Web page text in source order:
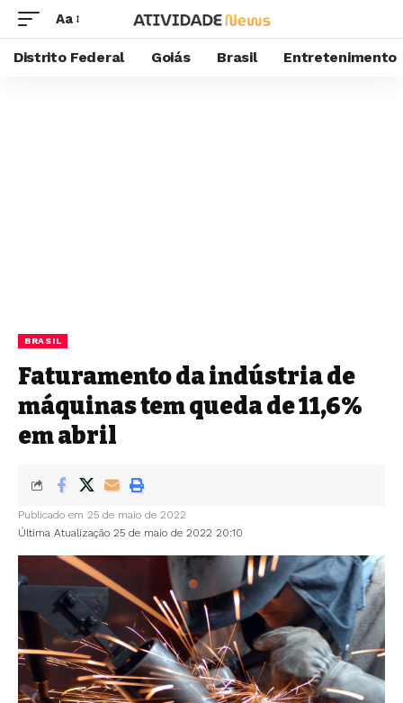
Aa
Distrito Federal Goiás Brasil Entretenimento
BRASIL
Faturamento da indústria de
máquinas tem queda de 11,6%
em abril
Última Atualização 25 de maio de 2022 20:10
Publicado em 25 de maio de 2022